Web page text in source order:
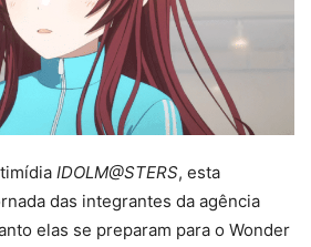
IDOLM@STERS, esta
das integrantes da agência
elas se preparam para o Wonder